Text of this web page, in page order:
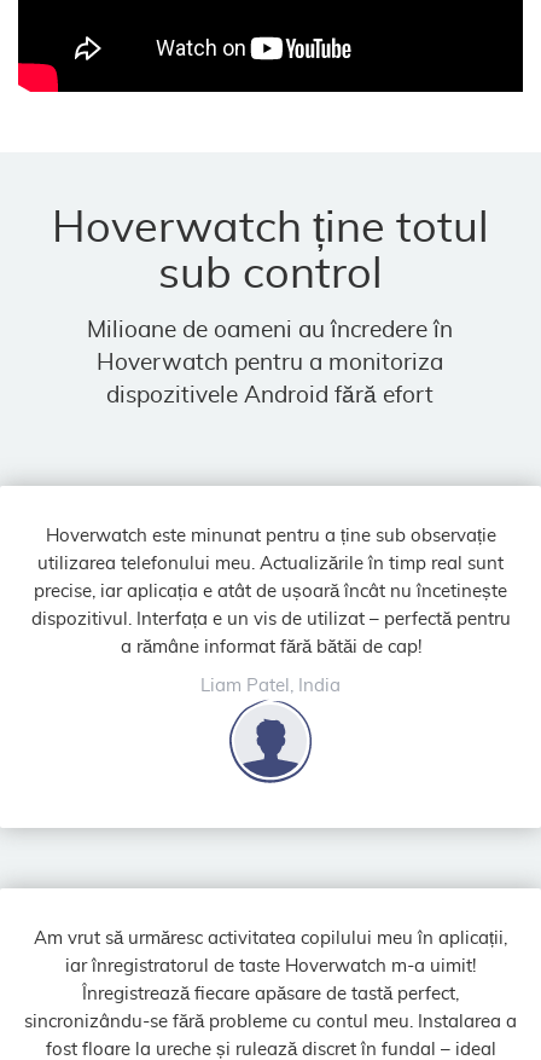
Hoverwatch ține totul
sub control
Milioane de oameni au încredere în
Hoverwatch pentru a monitoriza
dispozitivele Android fără efort
Am vrut să urmăresc activitatea copilului meu în aplicații,
iar înregistratorul de taste Hoverwatch m-a uimit!
Înregistrează fiecare apăsare de tastă perfect,
sincronizându-se fără probleme cu contul meu. Instalarea a
fost floare la ureche și rulează discret în fundal – ideal
Hoverwatch este minunat pentru a ține sub observație
utilizarea telefonului meu. Actualizările în timp real sunt
precise, iar aplicația e atât de ușoară încât nu încetinește
dispozitivul. Interfața e un vis de utilizat – perfectă pentru
a rămâne informat fără bătăi de cap!
Liam Patel, India